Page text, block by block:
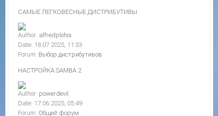
САМЫЕ ЛЕГКОВЕСНЫЕ ДИСТРИБУТИВЫ
Author: alfredplohoi
Date: 18.07.2025, 11:33
Forum: Выбор дистрибутивов
НАСТРОЙКА SAMBA 2
Author: powerdevil
Date: 17.06.2025, 05:49
Forum: Общий форум